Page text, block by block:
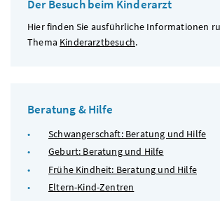
Der Besuch beim Kinderarzt
Hier finden Sie ausführliche Informationen
Thema Kinderarztbesuch.
Beratung & Hilfe
Schwangerschaft: Beratung und Hilfe
Geburt: Beratung und Hilfe
Frühe Kindheit: Beratung und Hilfe
Eltern-Kind-Zentren